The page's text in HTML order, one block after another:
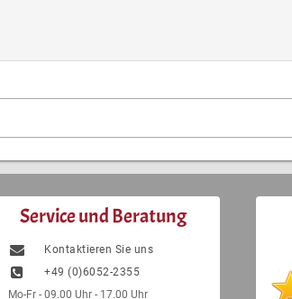
Service und Beratung
Kontaktieren Sie uns
+49 (0)6052-2355
Mo-Fr - 09.00 Uhr - 17.00 Uhr